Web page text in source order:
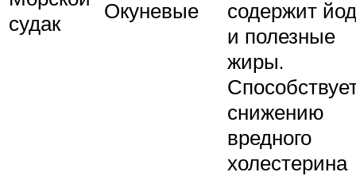
судак
Окуневые
содержит йод
и полезные
жиры.
снижению
вредного
холестерина